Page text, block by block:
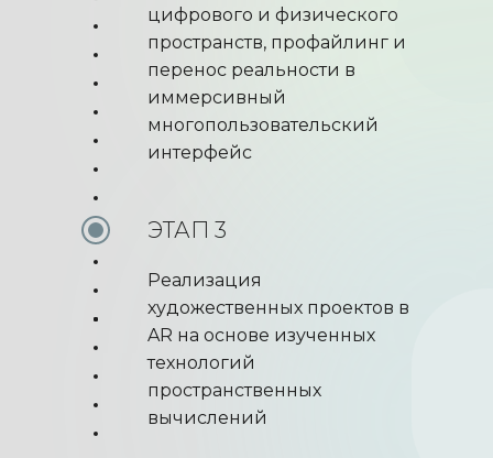
цифрового и физического
пространств, профайлинг и
перенос реальности в
иммерсивный
многопользовательский
интерфейс
Реализация
художественных проектов в
AR на основе изученных
технологий
пространственных
вычислений
ЭТАП 3